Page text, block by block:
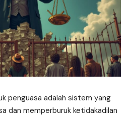
penguasa adalah sistem yang
dan memperburuk ketidakadilan